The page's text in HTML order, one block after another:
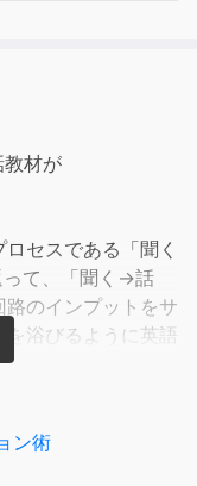
材が
セスである「聞く
て、「聞く→話
のインプットをサ
浴びるように英語
中に英語が自然と
を浴びるように聴
ン術